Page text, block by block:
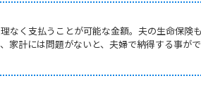
なく支払うことが可能な金額。夫の生命保険
家計には問題がないと、夫婦で納得する事が